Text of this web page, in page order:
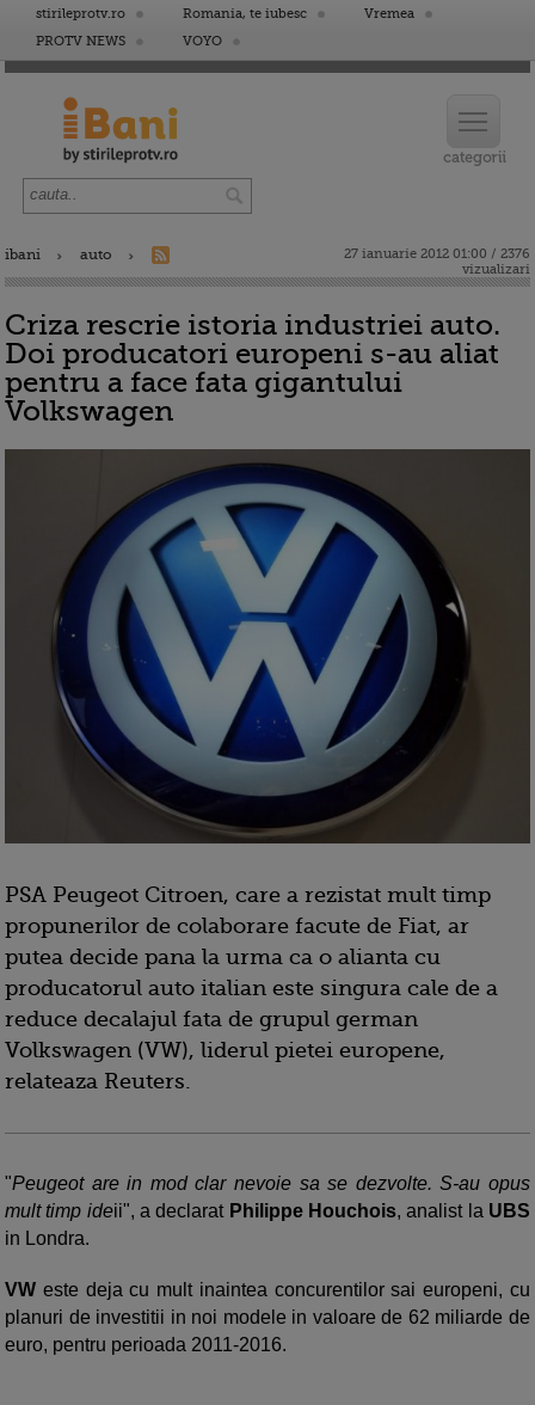
stirileprotv.ro Romania, te iubesc
Vremea
PROTV NEWS
VOYO
ibani auto
27 ianuarie 2012 01:00 / 2376
vizualizari
Criza rescrie istoria industriei auto.
Doi producatori europeni s-au aliat
pentru a face fata gigantului
Volkswagen
PSA Peugeot Citroen, care a rezistat mult timp
propunerilor de colaborare facute de Fiat, ar
putea decide pana la urma ca o alianta cu
producatorul auto italian este singura cale de a
reduce decalajul fata de grupul german
Volkswagen (VW), liderul pietei europene,
relateaza Reuters.
"Peugeot are in mod clar nevoie sa se dezvolte. S-au opus
mult timp ideii", a declarat Philippe Houchois, analist la UBS
in Londra.
VW este deja cu mult inaintea concurentilor sai europeni, cu
planuri de investitii in noi modele in valoare de 62 miliarde de
euro, pentru perioada 2011-2016.